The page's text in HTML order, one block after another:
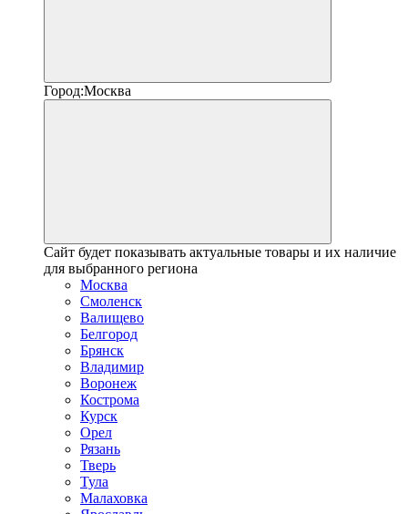
Город:Москва
Сайт будет показывать актуальные товары и их наличие
для выбранного региона
Москва
Смоленск
Валищево
Белгород
Брянск
Владимир
Воронеж
Кострома
Курск
Орел
Рязань
Тверь
Тула
Малаховка